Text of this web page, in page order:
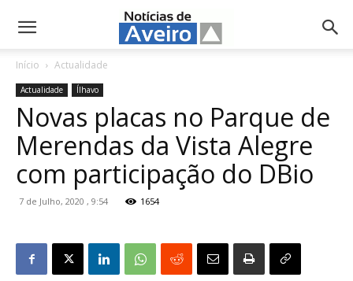
NotíciasdeAveiro.pt
Início Actualidade
Actualidade Ílhavo
Novas placas no Parque de
Merendas da Vista Alegre
com participação do DBio
7 de Julho, 2020 , 9:54 1654